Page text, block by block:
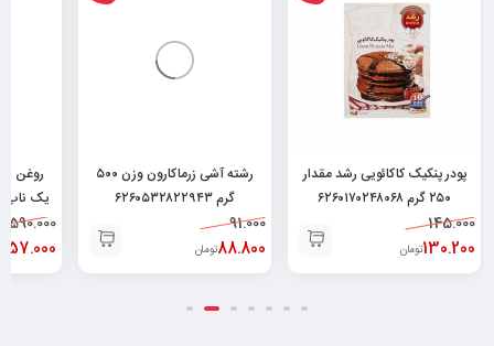
پودر پنکیک کاکائویی رشد مقدار
۲۵۰ گرم ۶۲۶۰۱۷۰۲۴۸۰۶۸
145.000
130.200تومان
رشته آشی زرماکارون وزن ۵۰۰
گرم ۶۲۶۰۵۳۲۸۲۲۹۴۳
91.000
88.800تومان
روغن
یک ناب-۱ لیتر ۶۲۶۰۴۷۷۹۰۰۱۸۸
1.590.000